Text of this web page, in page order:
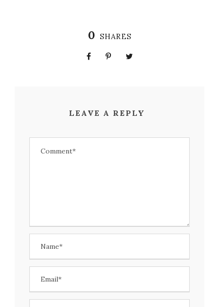
0 SHARES
LEAVE A REPLY